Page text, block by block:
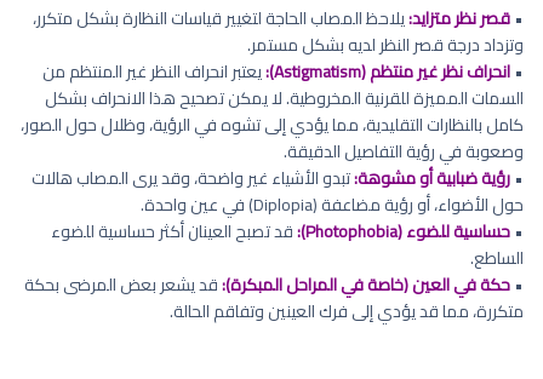
•قصر نظر متزايد:يلاحظ المصاب الحاجة لتغيير قياسات النظارة بشكل متكرر،
وتزداد درجة قصر النظر لديه بشكل مستمر.
•انحراف نظر غير منتظم (Astigmatism):
يعتبر انحراف النظر غير المنتظم من
السمات المميزة للقرنية المخروطية. لا يمكن تصحيح هذا الانحراف بشكل
كامل بالنظارات التقليدية، مما يؤدي إلى تشوه في الرؤية، وظلال حول الصور،
وصعوبة في رؤية التفاصيل الدقيقة.
•رؤية ضبابية أو مشوهة:تبدو الأشياء غير واضحة، وقد يرى المصاب هالات
حول الأضواء، أو رؤية مضاعفة (Diplopia) في عين واحدة.
•حساسية للضوء (Photophobia):
قد تصبح العينان أكثر حساسية للضوء
الساطع.
•حكة في العين (خاصة في المراحل المبكرة):قد يشعر بعض المرضى بحكة
متكررة، مما قد يؤدي إلى فرك العينين وتفاقم الحالة.